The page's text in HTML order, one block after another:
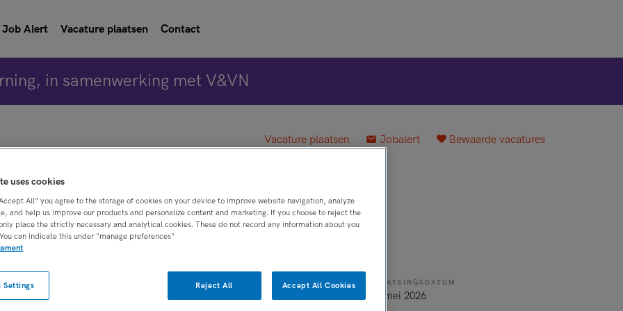
Job Alert Vacature plaatsen Contact
in samenwerking met V&VN
Vacature plaatsen Jobalert Bewaarde vacatures
AANSTELLING
Niet nader bepaald
PLAATSINGSDATUM
11 mei 2026
uses cookies
All” you agree to the storage of cookies on your device to improve website navigation, analyze
and help us improve our products and personalize content and marketing. If you choose to reject the
place the strictly necessary and analytical cookies. These do not record any information about you
can indicate this under "manage preferences"
Reject All Accept All Cookies
Settings